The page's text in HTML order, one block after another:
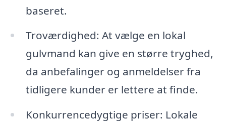
baseret.
Troværdighed: At vælge en lokal
gulvmand kan give en større tryghed,
da anbefalinger og anmeldelser fra
tidligere kunder er lettere at finde.
Konkurrencedygtige priser: Lokale